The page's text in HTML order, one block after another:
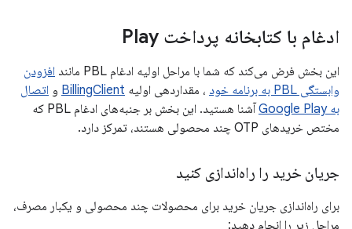
ادغام با کتابخانه پرداخت Play
این بخش فرض می‌کند که شما با مراحل اولیه ادغام PBL مانند
افزودن
وابستگی PBL به برنامه خود
، مقداردهی اولیه BillingClient و اتصال
به Google Play
آشنا هستید. این بخش بر جنبه‌های ادغام PBL که
مختص خریدهای OTP چند محصولی هستند، تمرکز دارد.
جریان خرید را راه‌اندازی کنید
برای راه‌اندازی جریان خرید برای محصولات چند محصولی و یکبار مصرف،
مراحل زیر را انجام دهید: